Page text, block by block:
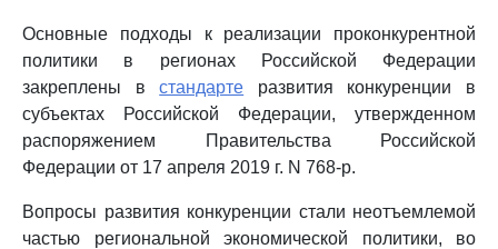
Основные подходы к реализации проконкурентной
политики в регионах Российской Федерации
закреплены встандарте развития конкуренции в
субъектах Российской Федерации, утвержденном
распоряжением Правительства Российской
Федерации от 17 апреля 2019 г. N 768-р.
Вопросы развития конкуренции стали неотъемлемой
частью региональной экономической политики, во